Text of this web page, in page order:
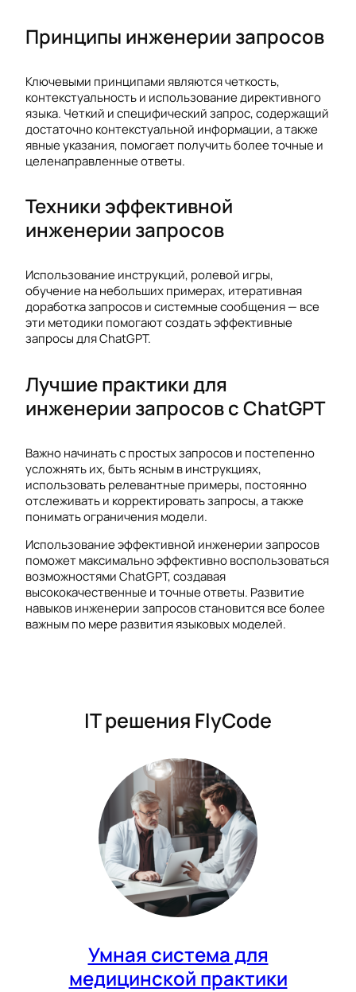
Принципы инженерии запросов
Ключевыми принципами являются четкость,
контекстуальность и использование директивного
языка. Четкий и специфический запрос, содержащий
достаточно контекстуальной информации, а также
явные указания, помогает получить более точные и
целенаправленные ответы.
Техники эффективной
инженерии запросов
Использование инструкций, ролевой игры,
обучение на небольших примерах, итеративная
доработка запросов и системные сообщения — все
эти методики помогают создать эффективные
запросы для ChatGPT.
Лучшие практики для
инженерии запросов с ChatGPT
Важно начинать с простых запросов и постепенно
усложнять их, быть ясным в инструкциях,
использовать релевантные примеры, постоянно
отслеживать и корректировать запросы, а также
понимать ограничения модели.
Использование эффективной инженерии запросов
поможет максимально эффективно воспользоваться
возможностями ChatGPT, создавая
высококачественные и точные ответы. Развитие
навыков инженерии запросов становится все более
важным по мере развития языковых моделей.
IT решения FlyCode
Умная система для
медицинской практики